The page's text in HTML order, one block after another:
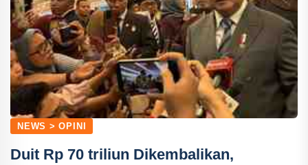
NEWS > OPINI
Duit ‎Rp 70 triliun Dikembalikan,